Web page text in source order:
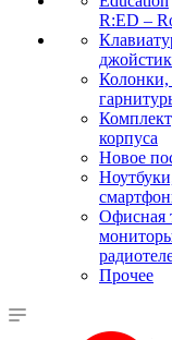
R:ED –
корпуса
Новое
Офисная
Прочее